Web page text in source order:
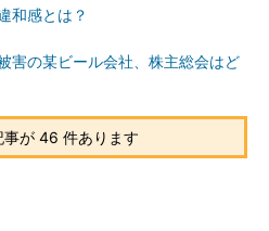
和感とは？
害の某ビール会社、株主総会はど
事が 46 件あります